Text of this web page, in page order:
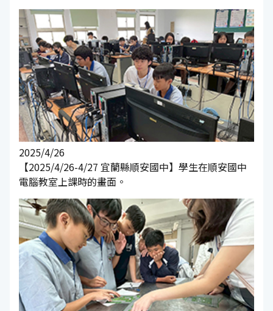
2025/4/26
【2025/4/26-4/27 宜蘭縣順安國中】學生在順安國中
電腦教室上課時的畫面。